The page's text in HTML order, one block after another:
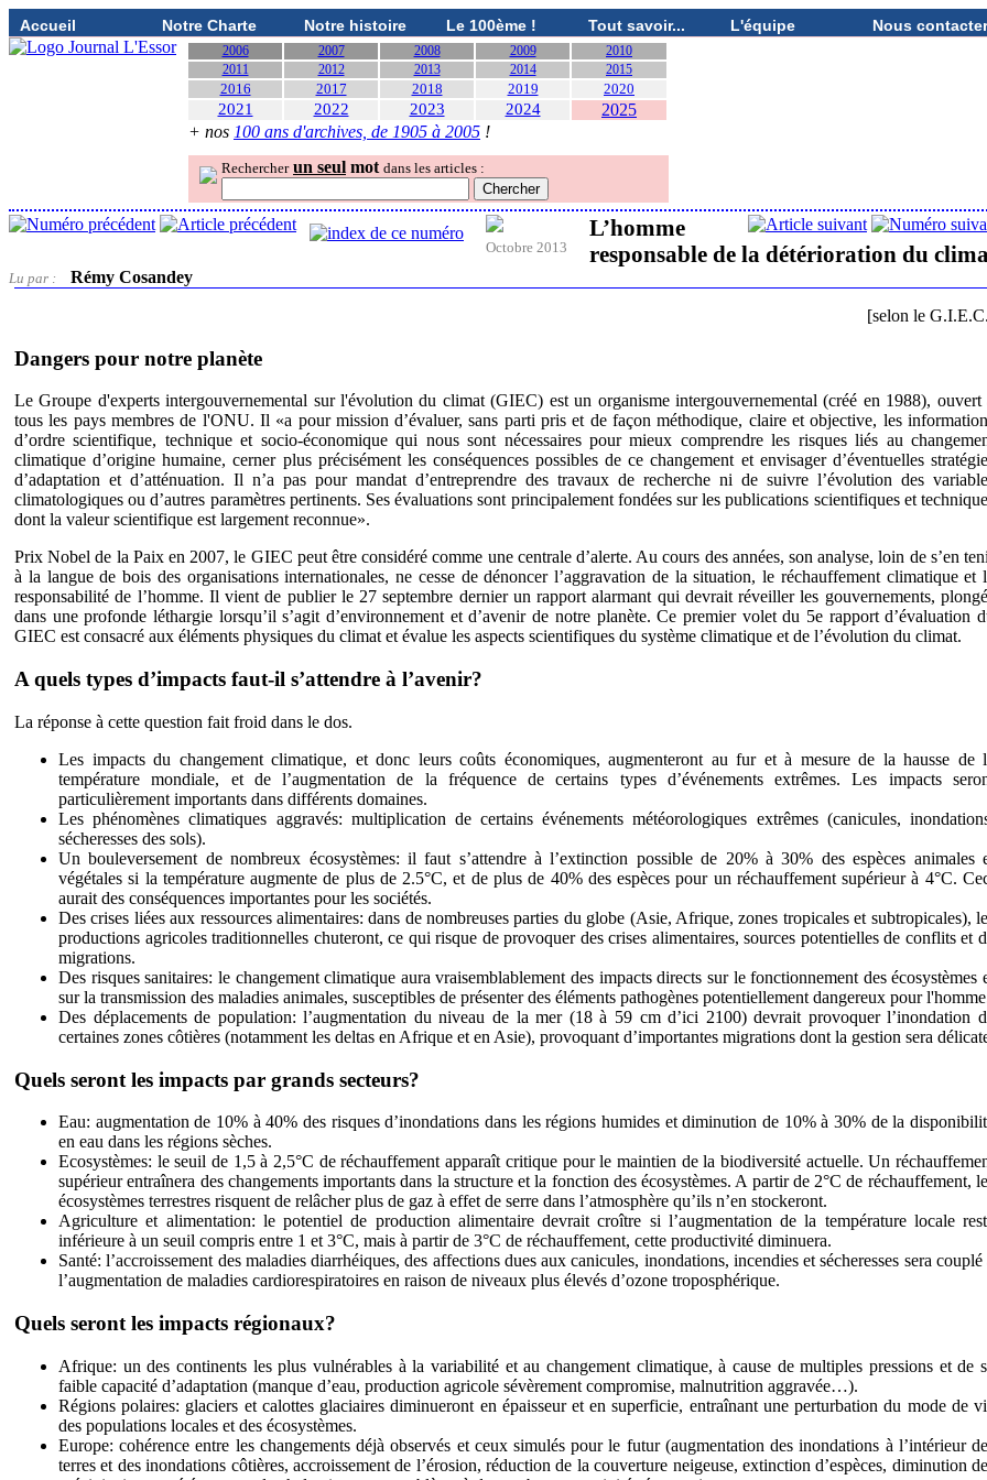
Accueil Notre Charte Notre histoire Le 100ème ! Tout savoir... L'équipe Nous contacter
2006 2007 2008 2009
2010
2011
2012 2013 2014 2015
2016 2017 2018 2019 2020
2021 2022 2023 2024
2025
+ nos 100 ans d'archives, de 1905 à 2005 !
Rechercher un seul mot dans les articles :
Octobre 2013
L’homme
responsable de la détérioration du
Lu par : Rémy Cosandey
[selon le
Dangers pour notre planète
Le Groupe d'experts intergouvernemental sur l'évolution du climat (GIEC) est un organisme intergouvernemental (créé en 1988), ouvert
tous les pays membres de l'ONU. Il «a pour mission d’évaluer, sans parti pris et de façon méthodique, claire et objective, les
d’ordre scientifique, technique et socio-économique qui nous sont nécessaires pour mieux comprendre les risques liés au
climatique d’origine humaine, cerner plus précisément les conséquences possibles de ce changement et envisager d’éventuelles
d’adaptation et d’atténuation. Il n’a pas pour mandat d’entreprendre des travaux de recherche ni de suivre l’évolution des
climatologiques ou d’autres paramètres pertinents. Ses évaluations sont principalement fondées sur les publications scientifiques et
dont la valeur scientifique est largement reconnue».
Prix Nobel de la Paix en 2007, le GIEC peut être considéré comme une centrale d’alerte. Au cours des années, son analyse, loin de s’en
à la langue de bois des organisations internationales, ne cesse de dénoncer l’aggravation de la situation, le réchauffement climatique et
responsabilité de l’homme. Il vient de publier le 27 septembre dernier un rapport alarmant qui devrait réveiller les gouvernements,
dans une profonde léthargie lorsqu’il s’agit d’environnement et d’avenir de notre planète. Ce premier volet du 5e rapport d’évaluation
GIEC est consacré aux éléments physiques du climat et évalue les aspects scientifiques du système climatique et de l’évolution du climat.
A quels types d’impacts faut-il s’attendre à l’avenir?
La réponse à cette question fait froid dans le dos.
Les impacts du changement climatique, et donc leurs coûts économiques, augmenteront au fur et à mesure de la hausse de
température mondiale, et de l’augmentation de la fréquence de certains types d’événements extrêmes. Les impacts
particulièrement importants dans différents domaines.
Les phénomènes climatiques aggravés: multiplication de certains événements météorologiques extrêmes (canicules,
sécheresses des sols).
Un bouleversement de nombreux écosystèmes: il faut s’attendre à l’extinction possible de 20% à 30% des espèces animales
végétales si la température augmente de plus de 2.5°C, et de plus de 40% des espèces pour un réchauffement supérieur à 4°C.
aurait des conséquences importantes pour les sociétés.
Des crises liées aux ressources alimentaires: dans de nombreuses parties du globe (Asie, Afrique, zones tropicales et subtropicales),
productions agricoles traditionnelles chuteront, ce qui risque de provoquer des crises alimentaires, sources potentielles de conflits et
migrations.
Des risques sanitaires: le changement climatique aura vraisemblablement des impacts directs sur le fonctionnement des écosystèmes
sur la transmission des maladies animales, susceptibles de présenter des éléments pathogènes potentiellement dangereux pour
Des déplacements de population: l’augmentation du niveau de la mer (18 à 59 cm d’ici 2100) devrait provoquer l’inondation
certaines zones côtières (notamment les deltas en Afrique et en Asie), provoquant d’importantes migrations dont la gestion sera
Quels seront les impacts par grands secteurs?
Eau: augmentation de 10% à 40% des risques d’inondations dans les régions humides et diminution de 10% à 30% de la
en eau dans les régions sèches.
Ecosystèmes: le seuil de 1,5 à 2,5°C de réchauffement apparaît critique pour le maintien de la biodiversité actuelle. Un
supérieur entraînera des changements importants dans la structure et la fonction des écosystèmes. A partir de 2°C de réchauffement,
écosystèmes terrestres risquent de relâcher plus de gaz à effet de serre dans l’atmosphère qu’ils n’en stockeront.
Agriculture et alimentation: le potentiel de production alimentaire devrait croître si l’augmentation de la température locale
inférieure à un seuil compris entre 1 et 3°C, mais à partir de 3°C de réchauffement, cette productivité diminuera.
Santé: l’accroissement des maladies diarrhéiques, des affections dues aux canicules, inondations, incendies et sécheresses sera couplé
l’augmentation de maladies cardiorespiratoires en raison de niveaux plus élevés d’ozone troposphérique.
Quels seront les impacts régionaux?
Afrique: un des continents les plus vulnérables à la variabilité et au changement climatique, à cause de multiples pressions et de
faible capacité d’adaptation (manque d’eau, production agricole sévèrement compromise, malnutrition aggravée…).
Régions polaires: glaciers et calottes glaciaires diminueront en épaisseur et en superficie, entraînant une perturbation du mode de
des populations locales et des écosystèmes.
Europe: cohérence entre les changements déjà observés et ceux simulés pour le futur (augmentation des inondations à l’intérieur
terres et des inondations côtières, accroissement de l’érosion, réduction de la couverture neigeuse, extinction d’espèces, diminution